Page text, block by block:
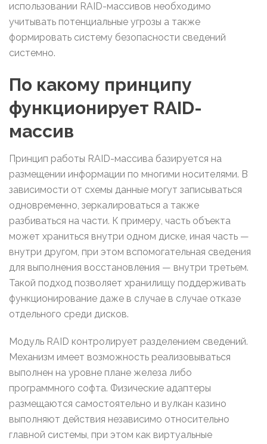
использовании RAID-массивов необходимо
учитывать потенциальные угрозы а также
формировать систему безопасности сведений
системно.
По какому принципу
функционирует RAID-
массив
Принцип работы RAID-массива базируется на
размещении информации по многими носителями. В
зависимости от схемы данные могут записываться
одновременно, зеркалироваться а также
разбиваться на части. К примеру, часть объекта
может храниться внутри одном диске, иная часть —
внутри другом, при этом вспомогательная сведения
для выполнения восстановления — внутри третьем.
Такой подход позволяет хранилищу поддерживать
функционирование даже в случае в случае отказе
отдельного среди дисков.
Модуль RAID контролирует разделением сведений.
Механизм имеет возможность реализовываться
выполнен на уровне плане железа либо
программного софта. Физические адаптеры
размещаются самостоятельно и вулкан казино
выполняют действия независимо относительно
главной системы, при этом как виртуальные